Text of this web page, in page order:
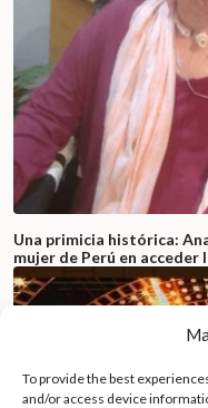
Una primicia histórica:
mujer de Perú en
To provide the best
and/or access device